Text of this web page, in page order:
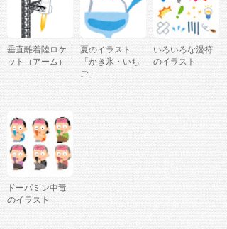
垂直離着陸ロケ
ット（アーム）
夏のイラスト
「かき氷・いち
ご」
いろいろな漫符
のイラスト
ドーパミン中毒
のイラスト